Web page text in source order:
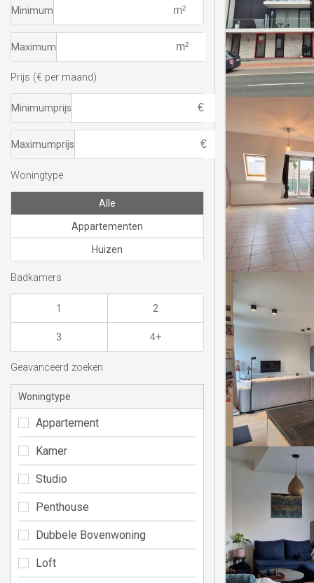
Minimum
Maximum
Prijs (€ per maand)
Minimumprijs
Maximumprijs
Woningtype
Alle
Appartementen
Huizen
Badkamers
1 2
3 4+
Geavanceerd zoeken
Woningtype
Appartement
Kamer
Studio
Penthouse
Dubbele Bovenwoning
Loft